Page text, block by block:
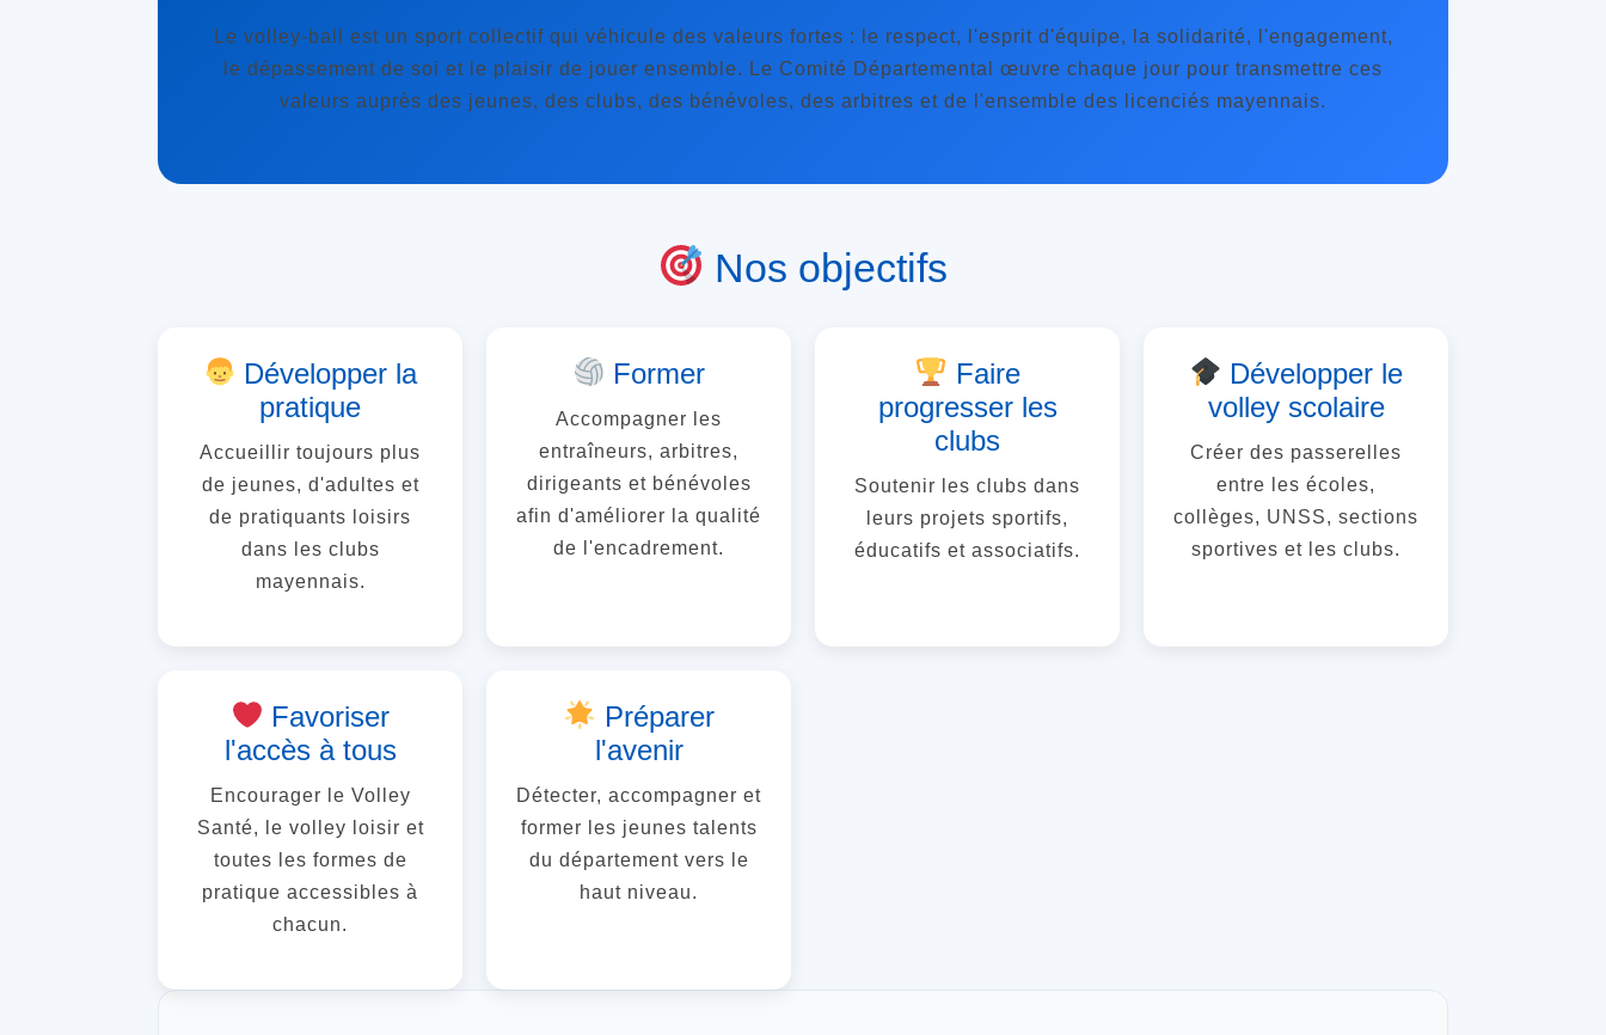
Le volley-ball est un sport collectif qui véhicule des valeurs fortes : le respect, l'esprit d'équipe, la solidarité, l'engagement,
le dépassement de soi et le plaisir de jouer ensemble. Le Comité Départemental œuvre chaque jour pour transmettre ces
valeurs auprès des jeunes, des clubs, des bénévoles, des arbitres et de l'ensemble des licenciés mayennais.
Nos objectifs
Développer la
pratique
Accueillir toujours plus
de jeunes, d'adultes et
de pratiquants loisirs
dans les clubs
mayennais.
Former
Accompagner les
entraîneurs, arbitres,
dirigeants et bénévoles
afin d'améliorer la qualité
de l'encadrement.
Faire
progresser les
clubs
Soutenir les clubs dans
leurs projets sportifs,
éducatifs et associatifs.
Développer le
volley scolaire
Créer des passerelles
entre les écoles,
collèges, UNSS, sections
sportives et les clubs.
Favoriser
l'accès à tous
Encourager le Volley
Santé, le volley loisir et
toutes les formes de
pratique accessibles à
chacun.
Préparer
l'avenir
Détecter, accompagner et
former les jeunes talents
du département vers le
haut niveau.